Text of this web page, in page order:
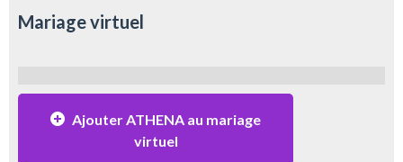
Mariage virtuel
Ajouter ATHENA au mariage
virtuel